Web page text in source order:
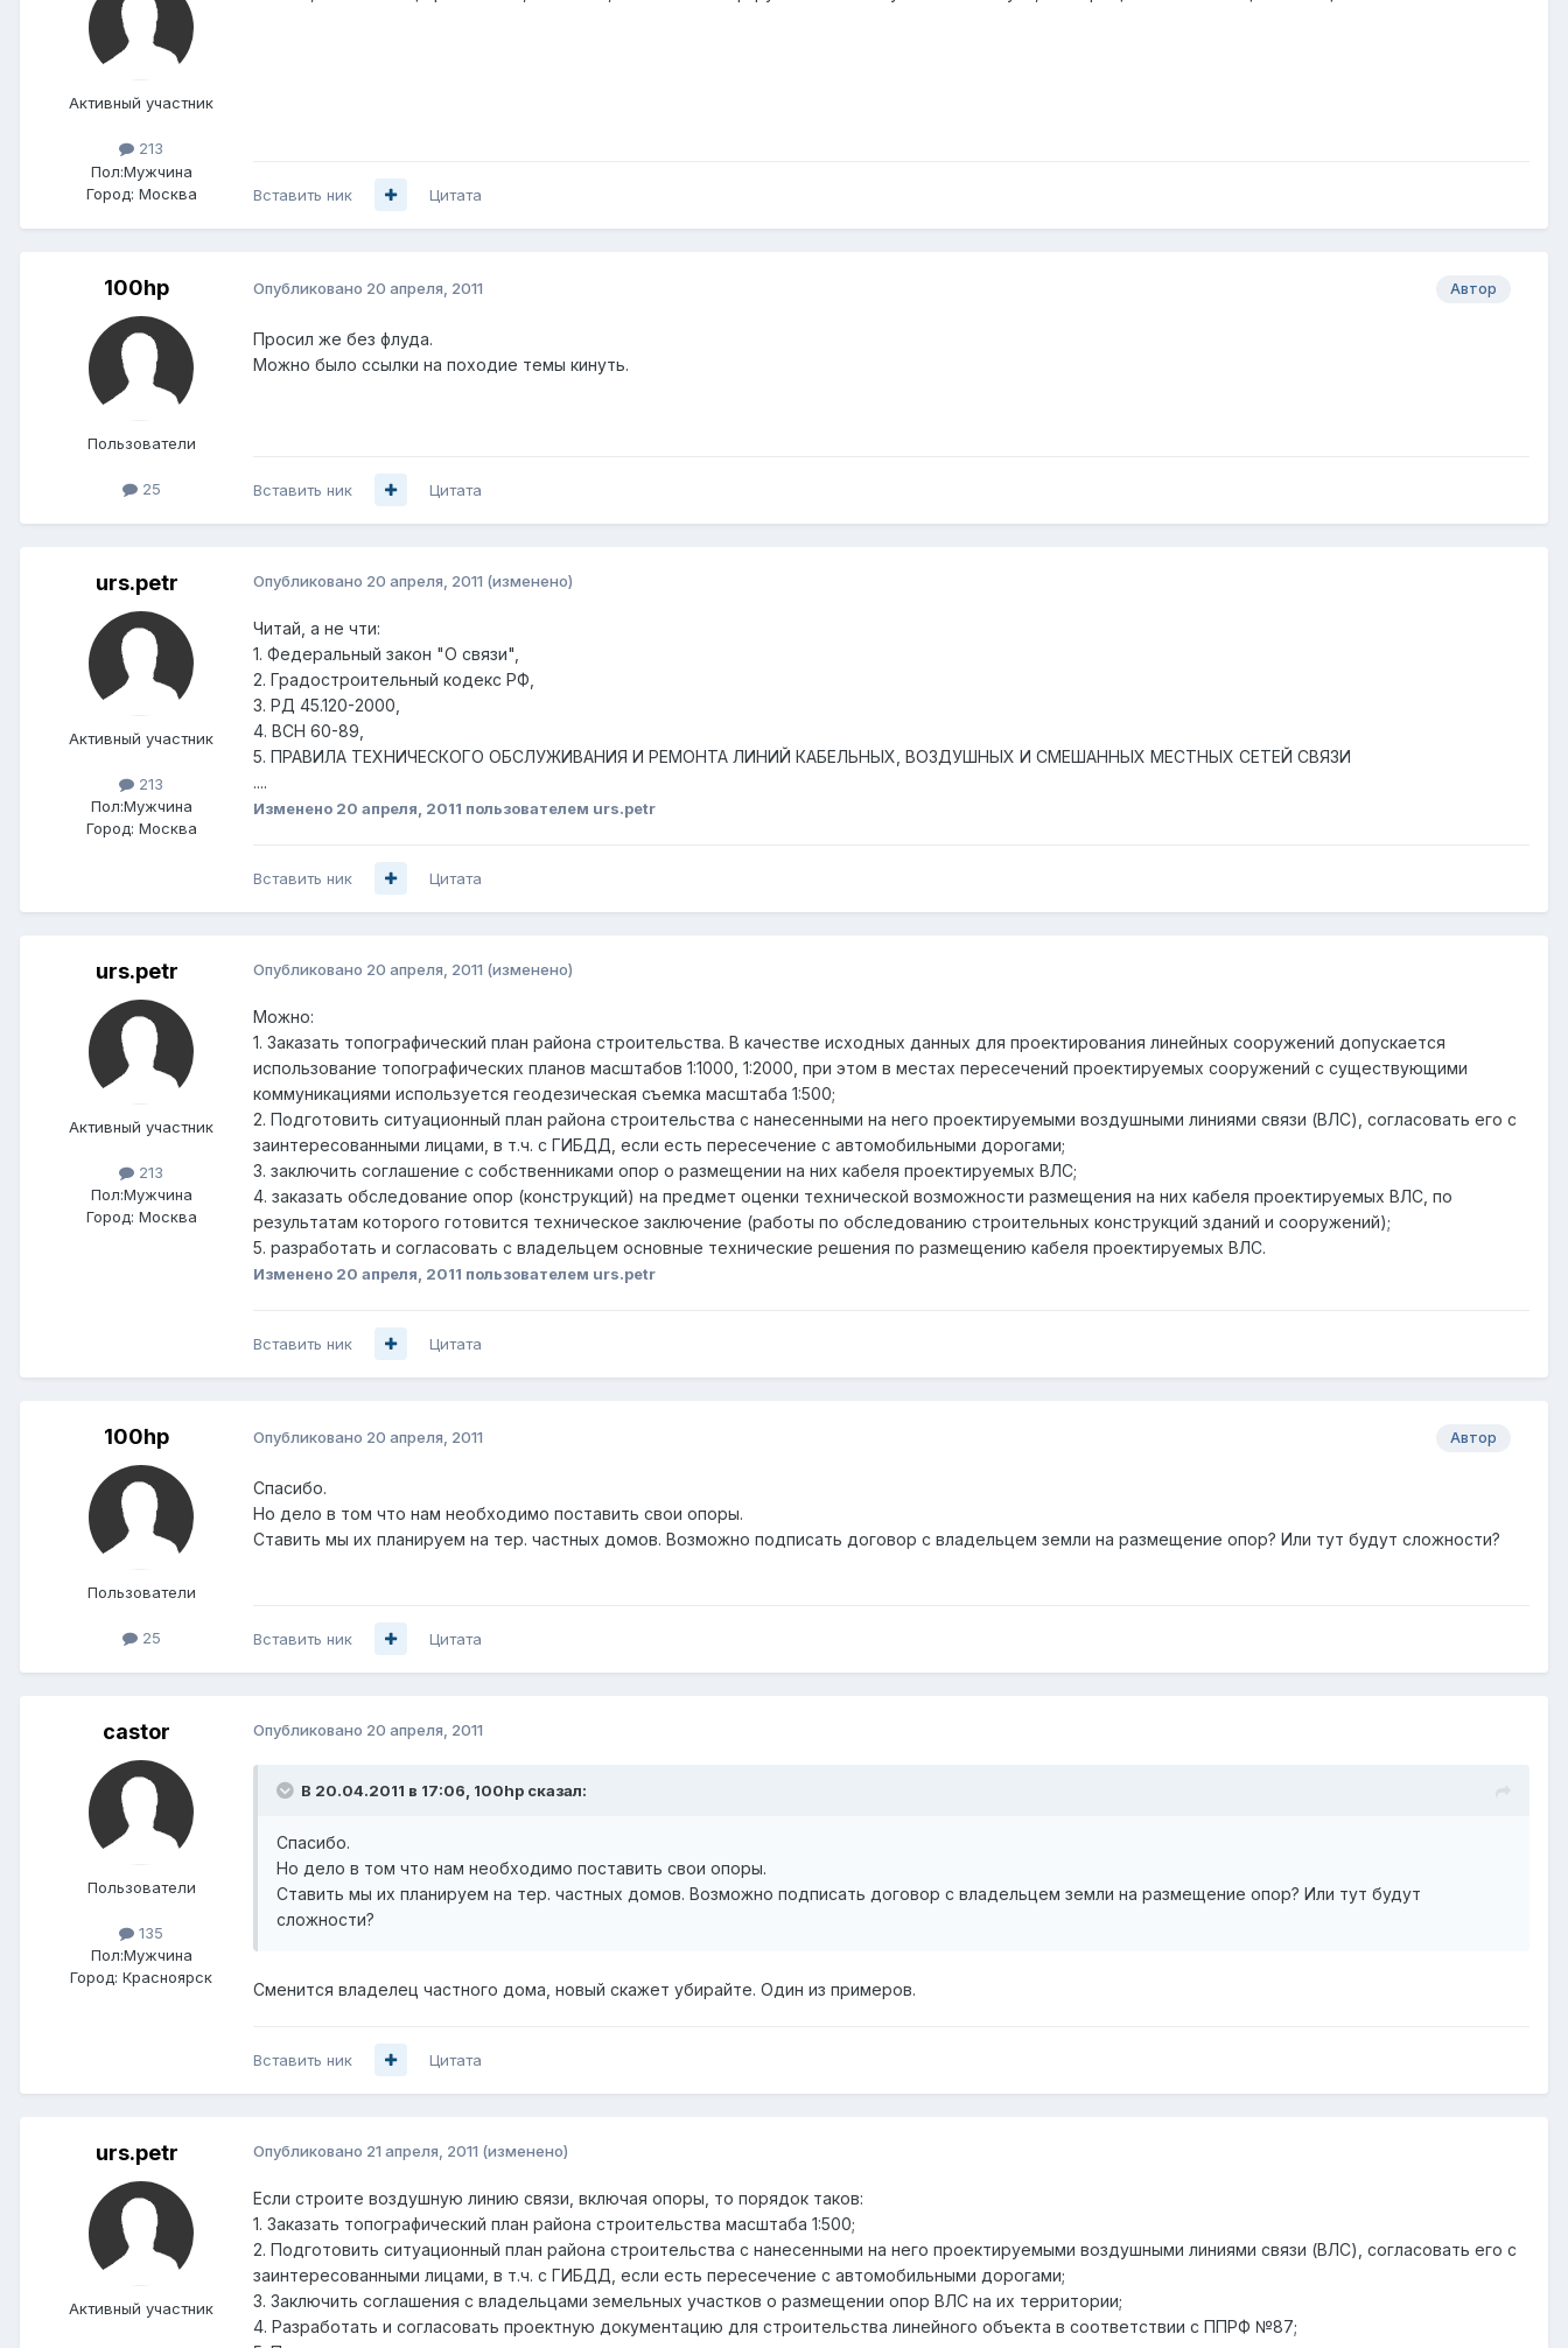
Активный участник
213
Пол:Мужчина
Город: Москва Вставить ник Цитата
100hp
Пользователи
25
Автор
Опубликовано 20 апреля, 2011
Просил же без флуда.
Можно было ссылки на походие темы кинуть.
Вставить ник Цитата
urs.petr
Активный участник
213
Пол:Мужчина
Город: Москва
Опубликовано 20 апреля, 2011 (изменено)
Читай, а не чти:
1. Федеральный закон "О связи",
2. Градостроительный кодекс РФ,
3. РД 45.120-2000,
4. ВСН 60-89,
5. ПРАВИЛА ТЕХНИЧЕСКОГО ОБСЛУЖИВАНИЯ И РЕМОНТА ЛИНИЙ КАБЕЛЬНЫХ, ВОЗДУШНЫХ И СМЕШАННЫХ МЕСТНЫХ СЕТЕЙ СВЯЗИ
....
Изменено 20 апреля, 2011 пользователем urs.petr
Вставить ник Цитата
urs.petr
Активный участник
213
Пол:Мужчина
Город: Москва
Опубликовано 20 апреля, 2011 (изменено)
Можно:
1. Заказать топографический план района строительства. В качестве исходных данных для проектирования линейных сооружений допускается
использование топографических планов масштабов 1:1000, 1:2000, при этом в местах пересечений проектируемых сооружений с существующими
коммуникациями используется геодезическая съемка масштаба 1:500;
2. Подготовить ситуационный план района строительства с нанесенными на него проектируемыми воздушными линиями связи (ВЛС), согласовать его с
заинтересованными лицами, в т.ч. с ГИБДД, если есть пересечение с автомобильными дорогами;
3. заключить соглашение с собственниками опор о размещении на них кабеля проектируемых ВЛС;
4. заказать обследование опор (конструкций) на предмет оценки технической возможности размещения на них кабеля проектируемых ВЛС, по
результатам которого готовится техническое заключение (работы по обследованию строительных конструкций зданий и сооружений);
5. разработать и согласовать с владельцем основные технические решения по размещению кабеля проектируемых ВЛС.
Изменено 20 апреля, 2011 пользователем urs.petr
Вставить ник Цитата
100hp
Пользователи
25
Автор
Опубликовано 20 апреля, 2011
Спасибо.
Но дело в том что нам необходимо поставить свои опоры.
Ставить мы их планируем на тер. частных домов. Возможно подписать договор с владельцем земли на размещение опор? Или тут будут сложности?
Вставить ник Цитата
castor
Пользователи
135
Пол:Мужчина
Город: Красноярск
Опубликовано 20 апреля, 2011
В 20.04.2011 в 17:06, 100hp сказал:
Спасибо.
Но дело в том что нам необходимо поставить свои опоры.
Ставить мы их планируем на тер. частных домов. Возможно подписать договор с владельцем земли на размещение опор? Или тут будут
сложности?
Сменится владелец частного дома, новый скажет убирайте. Один из примеров.
Вставить ник Цитата
urs.petr
Активный участник
Опубликовано 21 апреля, 2011 (изменено)
Если строите воздушную линию связи, включая опоры, то порядок таков:
1. Заказать топографический план района строительства масштаба 1:500;
2. Подготовить ситуационный план района строительства с нанесенными на него проектируемыми воздушными линиями связи (ВЛС), согласовать его с
заинтересованными лицами, в т.ч. с ГИБДД, если есть пересечение с автомобильными дорогами;
3. Заключить соглашения с владельцами земельных участков о размещении опор ВЛС на их территории;
4. Разработать и согласовать проектную документацию для строительства линейного объекта в соответствии с ППРФ №87;